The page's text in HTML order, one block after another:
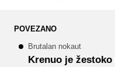
POVEZANO
Brutalan nokaut
Krenuo je